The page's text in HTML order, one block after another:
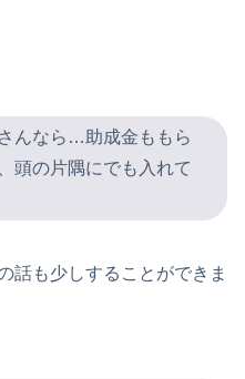
んなら…助成金ももら
頭の片隅にでも入れて
話も少しすることができま